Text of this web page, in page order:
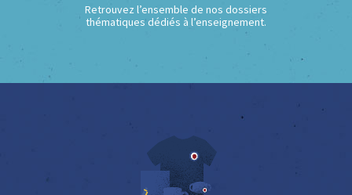
Retrouvez l’ensemble de nos dossiers
thématiques dédiés à l’enseignement.